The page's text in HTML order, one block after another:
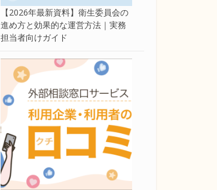
【2026年最新資料】衛生委員会の
進め方と効果的な運営方法｜実務
担当者向けガイド